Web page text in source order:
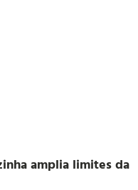
amplia limites da